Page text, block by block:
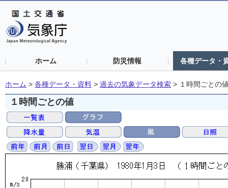
ホーム 防災情報 各種データ・
ホーム > 各種データ・資料 > 過去の気象データ検索 > １時間ごとの
１時間ごとの値